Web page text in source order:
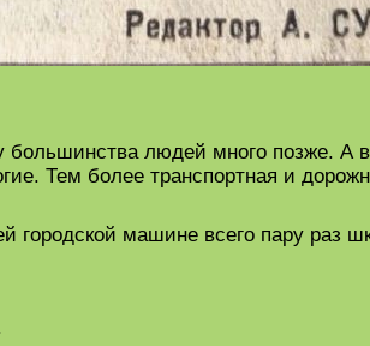
большинства людей много позже. А
Тем более транспортная и
машине всего пару раз